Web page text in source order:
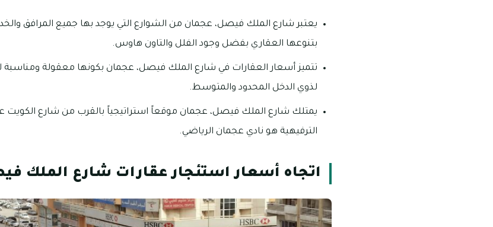
يعتبر شارع الملك فيصل، عجمان من الشوارع التي يوجد بها جميع المرافق
بتنوعها العقاري بفضل وجود الفلل والتاون هاوس.
تتميز أسعار العقارات في شارع الملك فيصل، عجمان بكونها معقولة ومناسبة
لذوي الدخل المحدود والمتوسط.
يمتلك شارع الملك فيصل، عجمان موقعاً استراتيجياً بالقرب من شارع الكويت
الترفيهية هو نادي عجمان الرياضي.
اتجاه أسعار استئجار عقارات شارع الملك